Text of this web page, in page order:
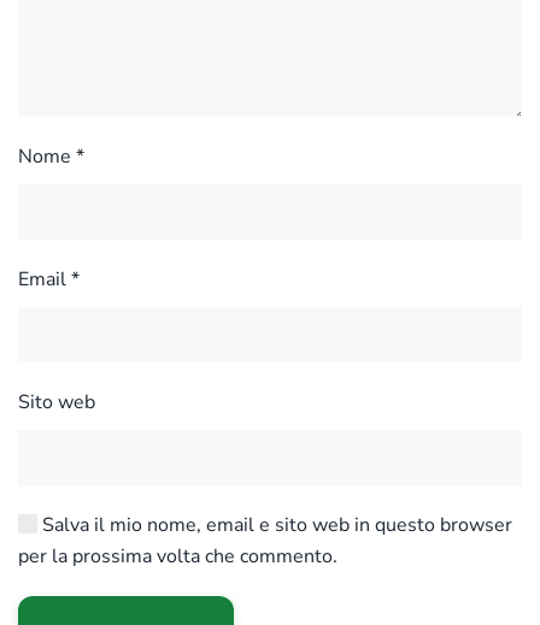
Nome *
Email*
Sito web
Salva il mio nome, email e sito web in questo browser
per la prossima volta che commento.